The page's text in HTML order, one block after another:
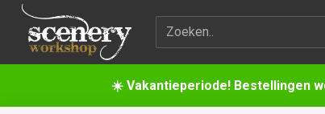
☀️ Vakantieperiode! Bestellingen
Zoekterm